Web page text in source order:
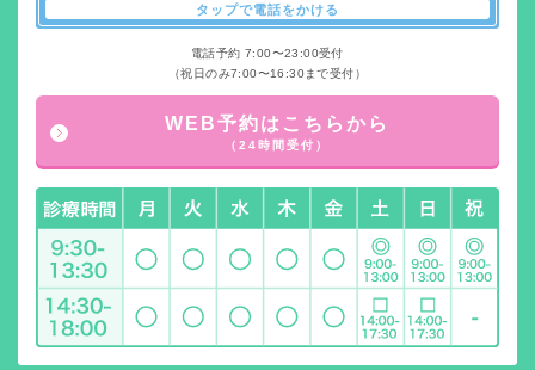
タップで電話をかける
電話予約 7:00〜23:00受付
（祝日のみ7:00〜16:30まで受付）
WEB予約はこちらから
（24時間受付）